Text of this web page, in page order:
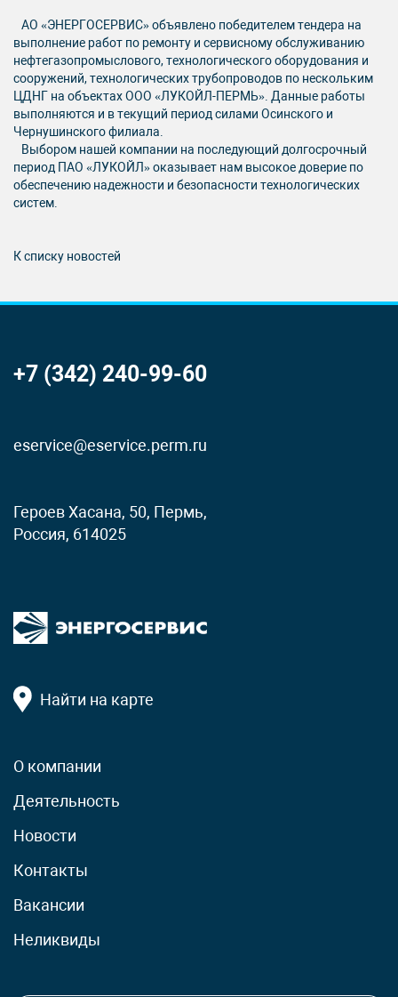
АО «ЭНЕРГОСЕРВИС» объявлено победителем тендера на
выполнение работ по ремонту и сервисному обслуживанию
нефтегазопромыслового, технологического оборудования и
сооружений, технологических трубопроводов по нескольким
ЦДНГ на объектах ООО «ЛУКОЙЛ-ПЕРМЬ». Данные работы
выполняются и в текущий период силами Осинского и
Чернушинского филиала.
Выбором нашей компании на последующий долгосрочный
период ПАО «ЛУКОЙЛ» оказывает нам высокое доверие по
обеспечению надежности и безопасности технологических
систем.
К списку новостей
+7 (342) 240-99-60
eservice@eservice.perm.ru
Героев Хасана, 50, Пермь,
Россия, 614025
Найти на карте
О компании
Деятельность
Новости
Контакты
Вакансии
Неликвиды